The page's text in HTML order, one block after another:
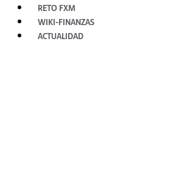
RETO FXM
WIKI-FINANZAS
ACTUALIDAD